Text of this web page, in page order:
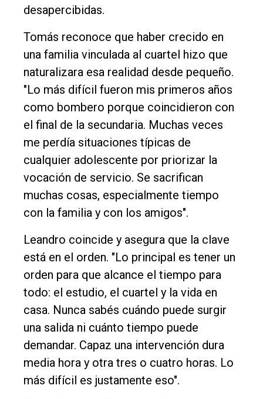
desapercibidas.
Tomás reconoce que haber crecido en
una familia vinculada al cuartel hizo que
naturalizara esa realidad desde pequeño.
"Lo más difícil fueron mis primeros años
como bombero porque coincidieron con
el final de la secundaria. Muchas veces
me perdía situaciones típicas de
cualquier adolescente por priorizar la
vocación de servicio. Se sacrifican
muchas cosas, especialmente tiempo
con la familia y con los amigos".
Leandro coincide y asegura que la clave
está en el orden. "Lo principal es tener un
orden para que alcance el tiempo para
todo: el estudio, el cuartel y la vida en
casa. Nunca sabés cuándo puede surgir
una salida ni cuánto tiempo puede
demandar. Capaz una intervención dura
media hora y otra tres o cuatro horas. Lo
más difícil es justamente eso".